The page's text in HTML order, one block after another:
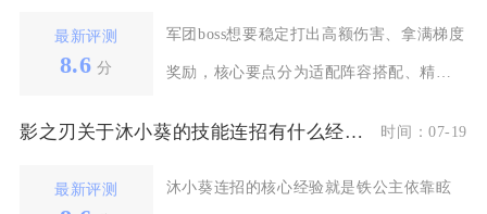
最新评测
8.6 分
军团boss想要稳定打出高额伤害、拿满梯度
奖励，核心要点分为适配阵容搭配、精细
影之刃关于沐小葵的技能连招有什么经验分享 时间：07-19
最新评测 沐小葵连招的核心经验就是铁公主依靠眩